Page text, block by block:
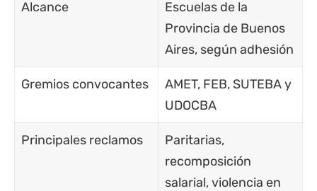
Alcance
Escuelas de la
Provincia de Buenos
Aires, según adhesión
Gremios convocantes
AMET, FEB, SUTEBA y
UDOCBA
Principales reclamos Paritarias,
recomposición
salarial, violencia en